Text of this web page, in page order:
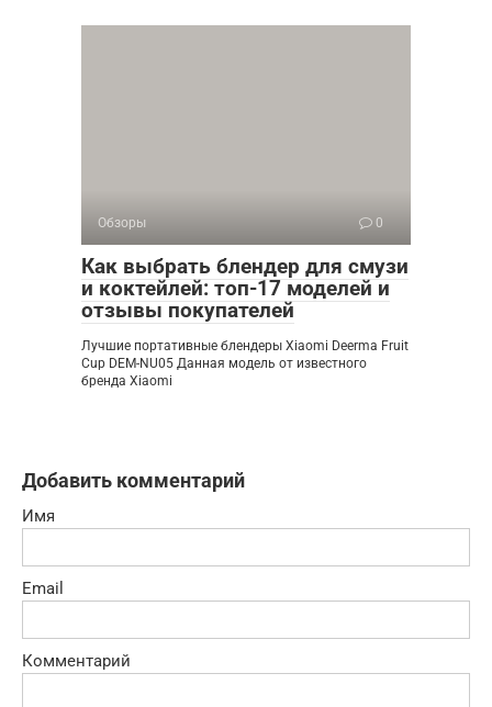
Обзоры 0
Как выбрать блендер для смузи
и коктейлей: топ-17 моделей и
отзывы покупателей
Лучшие портативные блендеры Xiaomi Deerma Fruit
Cup DEM-NU05 Данная модель от известного
бренда Xiaomi
Добавить комментарий
Имя
Email
Комментарий